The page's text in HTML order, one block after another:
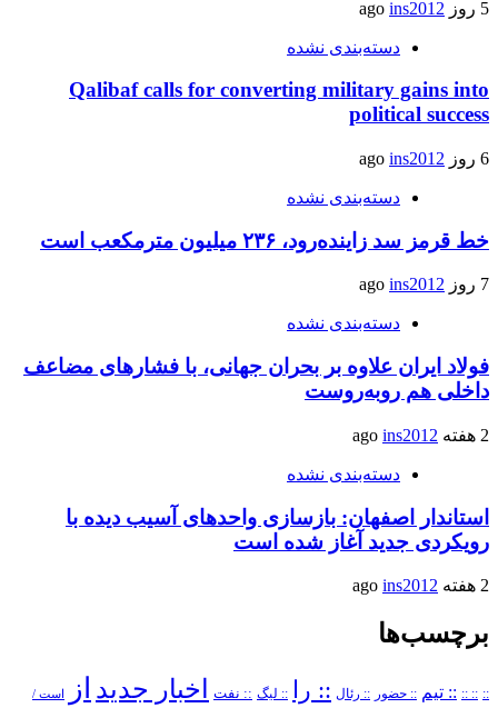
5 روز ago ins2012
دسته‌بندی نشده
Qalibaf calls for converting military gains into
political success
6 روز ago ins2012
دسته‌بندی نشده
خط قرمز سد زاینده‌رود، ۲۳۶ میلیون مترمکعب است
7 روز ago ins2012
دسته‌بندی نشده
فولاد ایران علاوه بر بحران جهانی، با فشارهای مضاعف
داخلی هم روبه‌روست
2 هفته ago ins2012
دسته‌بندی نشده
استاندار اصفهان: بازسازی واحدهای آسیب دیده با
رویکردی جدید آغاز شده است
2 هفته ago ins2012
برچسب‌ها
::
:: :: :: تیم :: حضور :: رئال :: را :: لیگ :: نفت اخبار جدید از است /